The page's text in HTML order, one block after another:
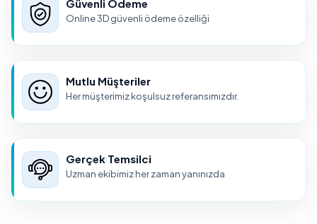
Güvenli Ödeme
Online 3D güvenli ödeme özelliği
Mutlu Müşteriler
Her müşterimiz koşulsuz referansımızdır.
Gerçek Temsilci
Uzman ekibimiz her zaman yanınızda